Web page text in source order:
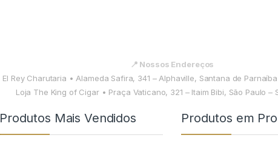
📍 Nossos Endereços
El Rey Charutaria • Alameda Safira, 341 – Alphaville, Santana de
Loja The King of Cigar • Praça Vaticano, 321 – Itaim Bibi, São Paulo –
Produtos Mais Vendidos Produtos em